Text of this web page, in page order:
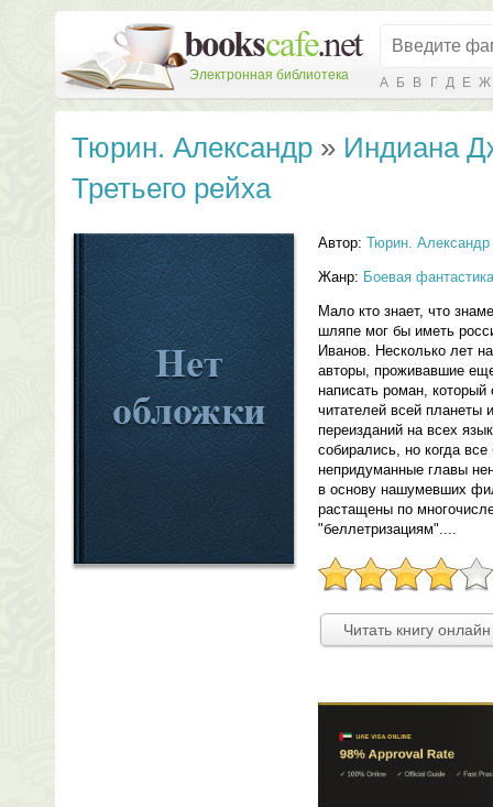
Электронная библиотека А Б В Г Д Е Ж
Тюрин. Александр » Индиана
Третьего рейха
Автор: Тюрин. Александр
Жанр: Боевая фантастика
Мало кто знает, что
шляпе мог бы иметь
Иванов. Несколько лет
авторы, проживавшие
написать роман,
читателей всей
переизданий на всех
собирались, но когда
непридуманные главы
в основу нашумевших
растащены по
"беллетризациям"....
Читать книгу